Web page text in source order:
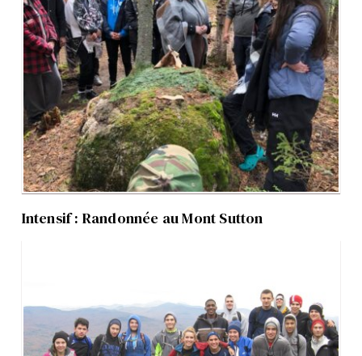
Intensif : Randonnée au Mont Sutton